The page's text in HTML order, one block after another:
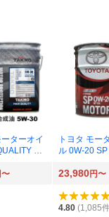
ターオイ
HQ
20L×1個
トヨタ モー
ル 0W-20
〜 23,980円〜
4.80 (1,085